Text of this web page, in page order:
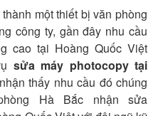
một thiết bị văn phòng
công ty, gần đây nhu cầu
cao tại Hoàng Quốc Việt
sửa máy photocopy tại
thấy nhu cầu đó chúng
Hà Bắc nhận sửa